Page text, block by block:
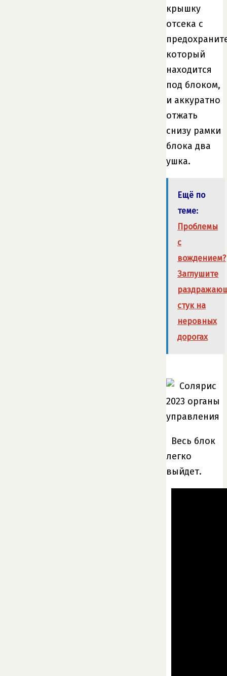
крышку
отсека с
который
находится
под блоком,
и аккуратно
отжать
снизу рамки
блока два
ушка.
Ещё по
теме:
Проблемы
с
вождением?
Заглушите
стук на
неровных
дорогах
Весь блок
легко
выйдет.